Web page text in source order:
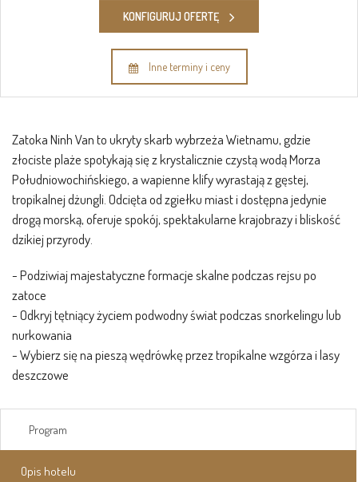
KONFIGURUJ OFERTĘ
Inne terminy i ceny
Zatoka Ninh Van to ukryty skarb wybrzeża Wietnamu, gdzie
złociste plaże spotykają się z krystalicznie czystą wodą Morza
Południowochińskiego, a wapienne klify wyrastają z gęstej,
tropikalnej dżungli. Odcięta od zgiełku miast i dostępna jedynie
drogą morską, oferuje spokój, spektakularne krajobrazy i bliskość
dzikiej przyrody.
- Podziwiaj majestatyczne formacje skalne podczas rejsu po
zatoce
- Odkryj tętniący życiem podwodny świat podczas snorkelingu lub
nurkowania
- Wybierz się na pieszą wędrówkę przez tropikalne wzgórza i lasy
deszczowe
Program
Opis hotelu